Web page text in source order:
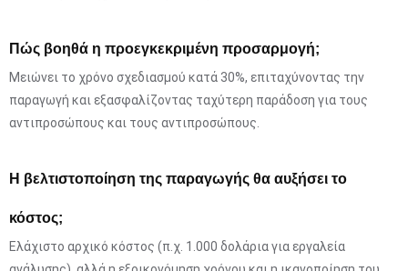
Πώς βοηθά η προεγκεκριμένη προσαρμογή;
Μειώνει το χρόνο σχεδιασμού κατά 30%, επιταχύνοντας την
παραγωγή και εξασφαλίζοντας ταχύτερη παράδοση για τους
αντιπροσώπους και τους αντιπροσώπους.
Η βελτιστοποίηση της παραγωγής θα αυξήσει το
κόστος;
Ελάχιστο αρχικό κόστος (π.χ. 1.000 δολάρια για εργαλεία